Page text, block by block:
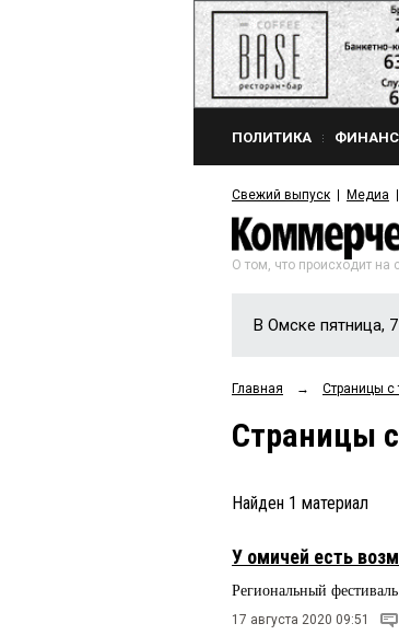
ПОЛИТИКА
Свежий выпуск Медиа
О том, что происходит
В Омске пятница,
Главная → Страницы c
Страницы
Найден 1 материал
У омичей есть
Региональный
17 августа 2020 09:51